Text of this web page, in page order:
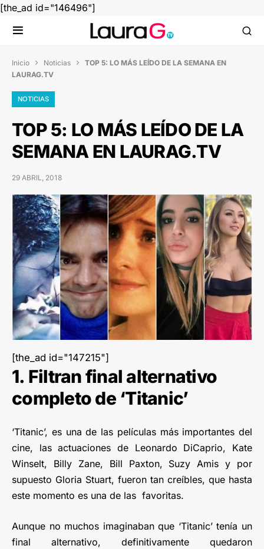
[the_ad id="146496"]
Inicio  Noticias  TOP 5: LO MÁS LEÍDO DE LA SEMANA EN
LAURAG.TV
NOTICIAS
TOP 5: LO MÁS LEÍDO DE LA
SEMANA EN LAURAG.TV
29 ABRIL, 2018
[the_ad id="147215"]
1. Filtran final alternativo
completo de ‘Titanic’
‘Titanic’, es una de las películas más importantes del
cine, las actuaciones de Leonardo DiCaprio, Kate
Winselt, Billy Zane, Bill Paxton, Suzy Amis y por
supuesto Gloria Stuart, fueron tan creíbles, que hasta
este momento es una de las favoritas.
Aunque no muchos imaginaban que ‘Titanic’ tenía un
final alternativo, definitivamente quedaron